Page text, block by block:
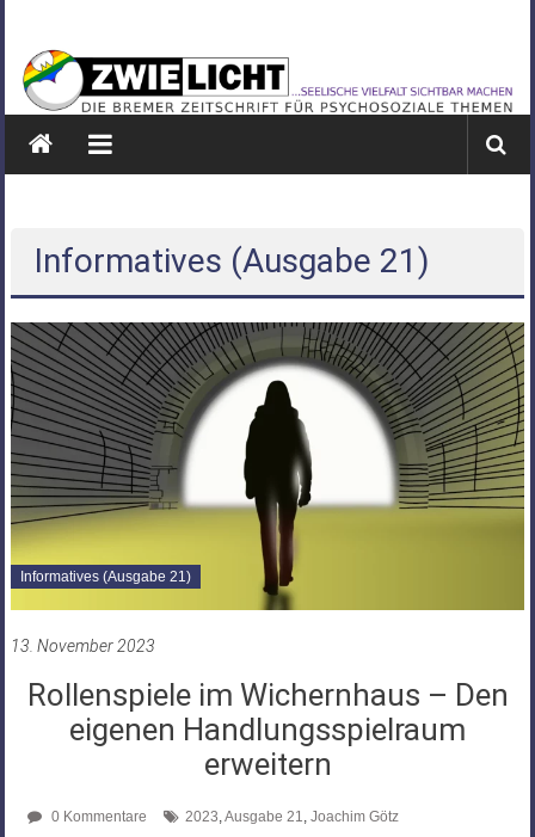
springen
ZWIELICHT
BREMEN
DIE
PSYCHOSOZIALE
THEMEN
Informatives (Ausgabe 21)
Informatives (Ausgabe 21)
13. November 2023
Rollenspiele im Wichernhaus – Den
eigenen Handlungsspielraum
erweitern
0 Kommentare 2023,Ausgabe 21, Joachim Götz